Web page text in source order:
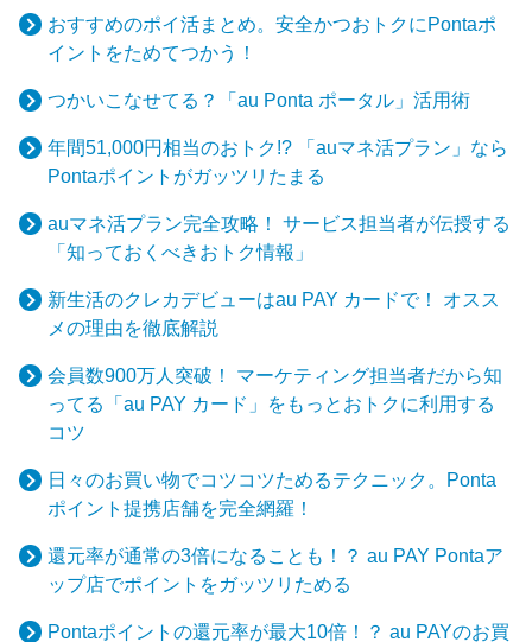
おすすめのポイ活まとめ。安全かつおトクにPontaポ
イントをためてつかう！
つかいこなせてる？「au Ponta ポータル」活用術
年間51,000円相当のおトク!? 「auマネ活プラン」なら
Pontaポイントがガッツリたまる
auマネ活プラン完全攻略！ サービス担当者が伝授する
「知っておくべきおトク情報」
新生活のクレカデビューはau PAY カードで！ オスス
メの理由を徹底解説
会員数900万人突破！ マーケティング担当者だから知
ってる「au PAY カード」をもっとおトクに利用する
コツ
日々のお買い物でコツコツためるテクニック。Ponta
ポイント提携店舗を完全網羅！
還元率が通常の3倍になることも！？ au PAY Pontaア
ップ店でポイントをガッツリためる
Pontaポイントの還元率が最大10倍！？ au PAYのお買